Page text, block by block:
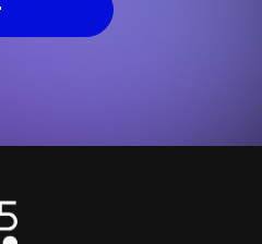
parts of